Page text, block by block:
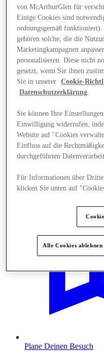
Angebote
Plane Deinen Besuch
von McArthurGlen für
Einige Cookies sind
ordnungsgemäß
gehören solche, die die
Marketingkampagnen
personalisieren. Diese nicht
gesetzt, wenn Sie ihnen
Sie in unserer
Cookie-
Datenschutzerklärung.
Sie können Ihre
Einwilligung widerrufen,
Website auf "Cookies
Einfluss auf die
durchgeführten
Für Informationen über
klicken Sie unten auf
Alle Cookies ablehnen